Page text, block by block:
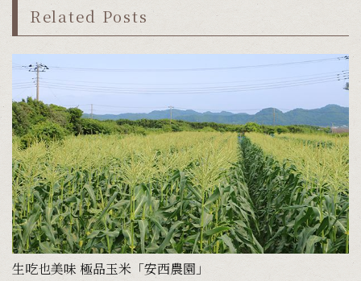
Related Posts
生吃也美味 極品玉米「安西農園」